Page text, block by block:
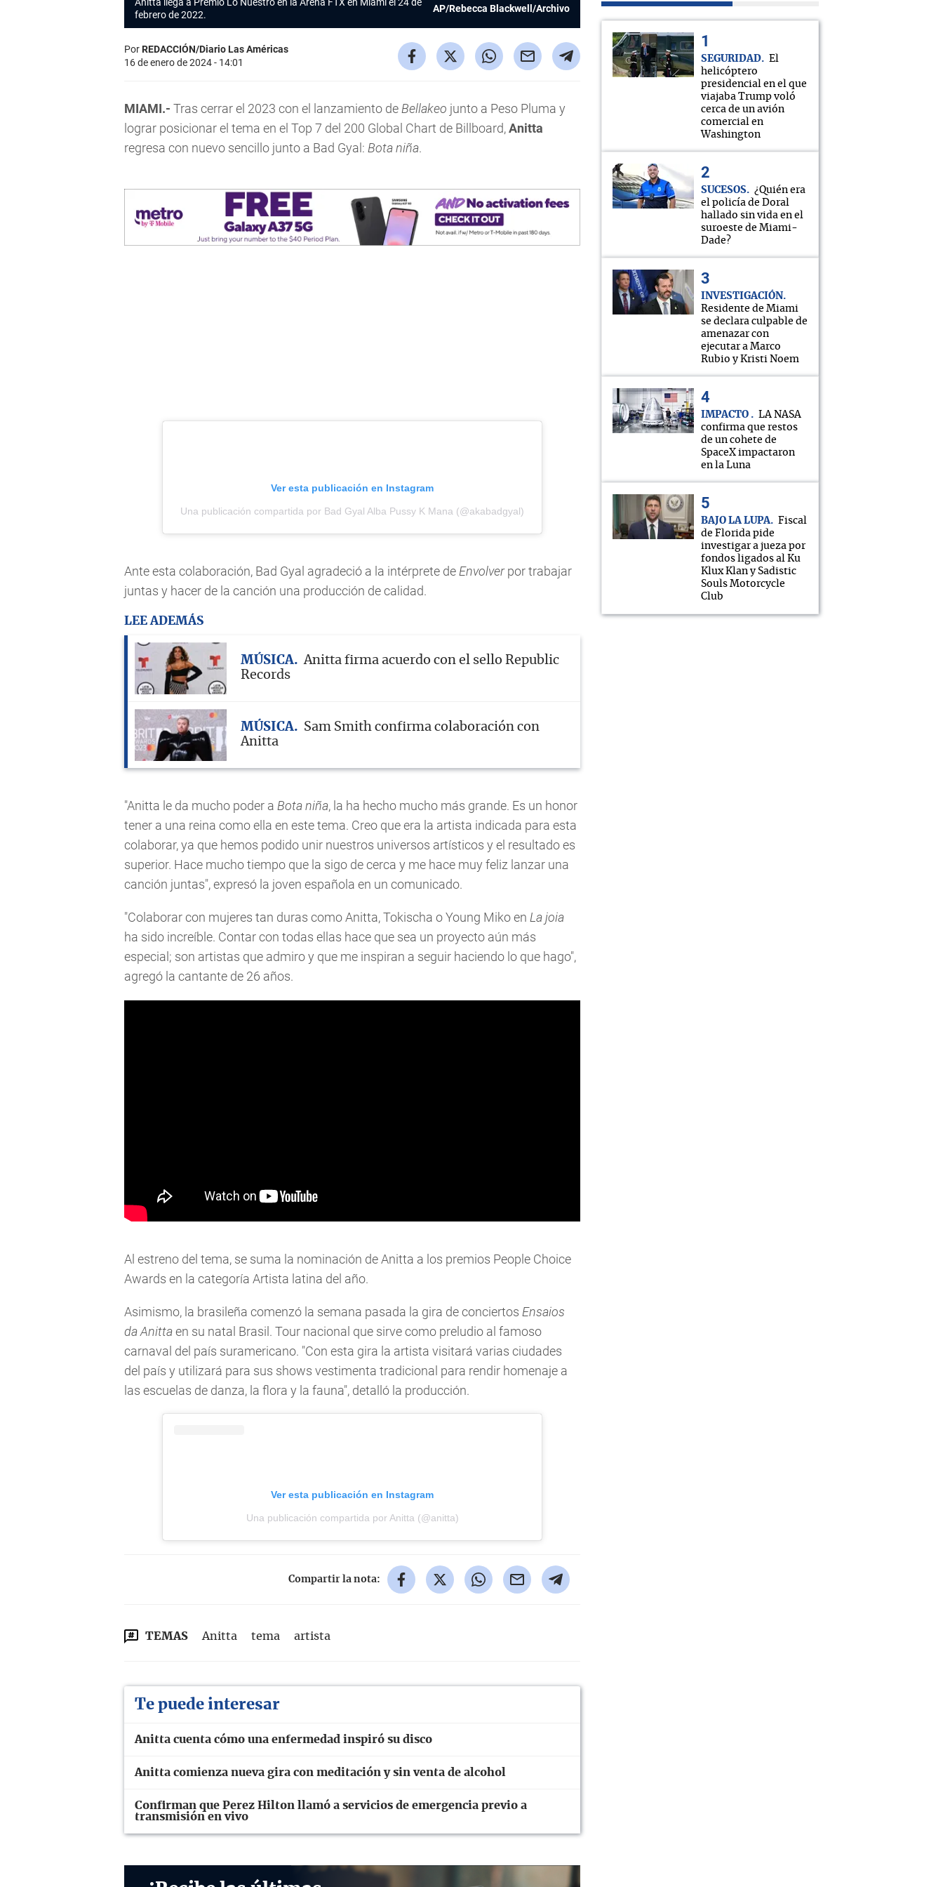
febrero de 2022.
AP/Rebecca Blackwell/Archivo
PorREDACCIÓN/Diario Las Américas
16 de enero de 2024 - 14:01
MIAMI.- Tras cerrar el 2023 con el lanzamiento de Bellakeo junto a Peso Pluma y
lograr posicionar el tema en el Top 7 del 200 Global Chart de Billboard,Anitta
regresa con nuevo sencillo junto a Bad Gyal: Bota niña.
Ver esta publicación en Instagram
Una publicación compartida por Bad Gyal Alba Pussy K Mana (@akabadgyal)
Ante esta colaboración, Bad Gyal agradeció a la intérprete de Envolverpor trabajar
juntas y hacer de la canción una producción de calidad.
LEE ADEMÁS
MÚSICA
Anitta firma acuerdo con el sello Republic
Records
MÚSICA
Sam Smith confirma colaboración con
Anitta
"Anitta le da mucho poder a Bota niña, la ha hecho mucho más grande. Es un honor
tener a una reina como ella en este tema. Creo que era la artista indicada para esta
colaborar, ya que hemos podido unir nuestros universos artísticos y el resultado es
superior. Hace mucho tiempo que la sigo de cerca y me hace muy feliz lanzar una
canción juntas", expresó la joven española en un comunicado.
"Colaborar con mujeres tan duras como Anitta, Tokischa o Young Miko en La joia
ha sido increíble. Contar con todas ellas hace que sea un proyecto aún más
especial; son artistas que admiro y que me inspiran a seguir haciendo lo que hago",
agregó la cantante de 26 años.
Al estreno del tema, se suma la nominación de Anitta a los premios People Choice
Awards en la categoría Artista latina del año.
Asimismo, la brasileña comenzó la semana pasada la gira de conciertos Ensaios
da Anittaen su natal Brasil. Tour nacional que sirve como preludio al famoso
carnaval del país suramericano. "Con esta gira la artista visitará varias ciudades
del país y utilizará para sus shows vestimenta tradicional para rendir homenaje a
las escuelas de danza, la flora y la fauna", detalló la producción.
Ver esta publicación en Instagram
Una publicación compartida por Anitta (@anitta)
Compartir la nota:
TEMAS Anitta tema artista
Te puede interesar
Anitta cuenta cómo una enfermedad inspiró su disco
Anitta comienza nueva gira con meditación y sin venta de alcohol
Confirman que Perez Hilton llamó a servicios de emergencia previo a
transmisión en vivo
SEGURIDAD
El
helicóptero
presidencial en el que
viajaba Trump voló
cerca de un avión
comercial en
Washington
SUCESOS
¿Quién era
el policía de Doral
hallado sin vida en el
suroeste de Miami-
Dade?
INVESTIGACIÓN
Residente de Miami
se declara culpable de
amenazar con
ejecutar a Marco
Rubio y Kristi Noem
IMPACTO
LA NASA
confirma que restos
de un cohete de
SpaceX impactaron
en la Luna
BAJO LA LUPA
Fiscal
de Florida pide
investigar a jueza por
fondos ligados al Ku
Klux Klan y Sadistic
Souls Motorcycle
Club